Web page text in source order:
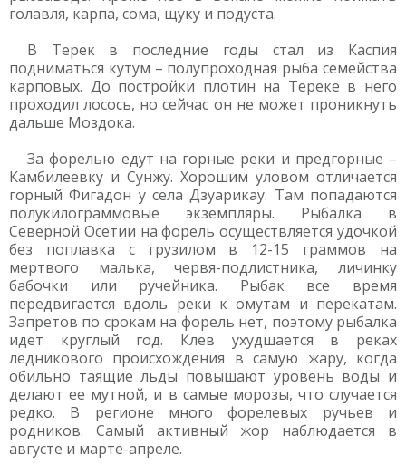
голавля, карпа, сома, щуку и подуста.
В Терек в последние годы стал из Каспия
подниматься кутум – полупроходная рыба семейства
карповых. До постройки плотин на Тереке в него
проходил лосось, но сейчас он не может проникнуть
дальше Моздока.
За форелью едут на горные реки и предгорные –
Камбилеевку и Сунжу. Хорошим уловом отличается
горный Фигадон у села Дзуарикау. Там попадаются
полукилограммовые экземпляры. Рыбалка в
Северной Осетии на форель осуществляется удочкой
без поплавка с грузилом в 12-15 граммов на
мертвого малька, червя-подлистника, личинку
бабочки или ручейника. Рыбак все время
передвигается вдоль реки к омутам и перекатам.
Запретов по срокам на форель нет, поэтому рыбалка
идет круглый год. Клев ухудшается в реках
ледникового происхождения в самую жару, когда
обильно таящие льды повышают уровень воды и
делают ее мутной, и в самые морозы, что случается
редко. В регионе много форелевых ручьев и
родников. Самый активный жор наблюдается в
августе и марте-апреле.